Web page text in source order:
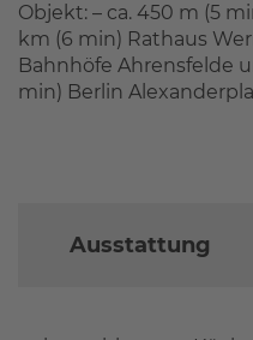
Objekt: – ca. 450 m (5
km (6 min) Rathaus
Bahnhöfe Ahrensfelde
min) Berlin
Ausstattung